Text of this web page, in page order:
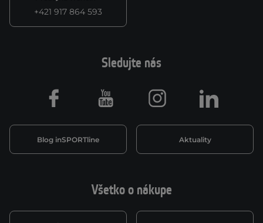
+421 917 864 593
Všetko o nákupe
Sledujte nás
Blog inSPORTline Aktuality
Facebook Youtube Instagram LinkedIn